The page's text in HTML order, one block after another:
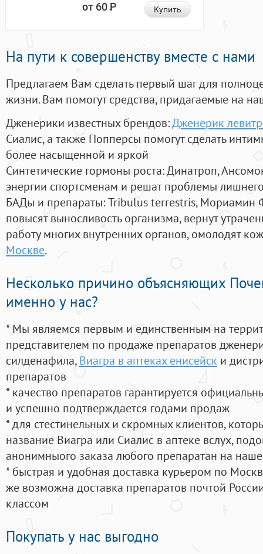
от 60Р Купить
На пути к совершенству вместе с нами
Предлагаем Вам сделать первый шаг для
жизни. Вам помогут средства, придагаемые на
Дженерики известных брендов:Дженерик
Сиалис, а также Попперсы помогут сделать
более насыщенной и яркой
Синтетические гормоны роста: Динатроп,
энергии спортсменам и решат проблемы
БАДы и препараты:Tribulus terrestris, Мориамин
повысят выносливость организма, вернут
работу многих внутренних органов, омолодят
Москве.
Несколько причино объясняющих
именно у нас?
* Мы являемся первым и единственным на
представителем по продаже препаратов
силденафила, Виагра в аптеках енисейск и
препаратов
* качество препаратов гарантируется
и успешно подтверждается годами продаж
* для стестинельных и скромных клиентов,
название Виагра или Сиалис в аптеке вслух,
анонимныого заказа любого препаратан на
* быстрая и удобная доставка курьером по
же возможна доставка препаратов почтой
классом
Покупать у нас выгодно